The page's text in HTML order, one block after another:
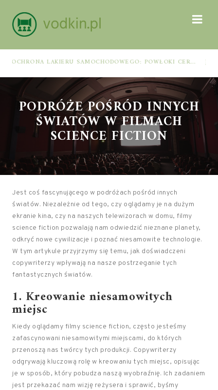
OCHRONA LAKIERU SAMOCHODOWEGO: POWŁOKI CERAMICZNE, POLIMEROWE, ELASTOMEROWE I FOLIA PPF – JAK DOBRAĆ METODĘ DO WARUNKÓW I PIELĘGNACJI
PODRÓŻE POŚRÓD INNYCH
ŚWIATÓW W FILMACH
SCIENCE FICTION
Jest coś fascynującego w podróżach pośród innych
światów. Niezależnie od tego, czy oglądamy je na dużym
ekranie kina, czy na naszych telewizorach w domu, filmy
science fiction pozwalają nam odwiedzić nieznane planety,
odkryć nowe cywilizacje i poznać niesamowite technologie.
W tym artykule przyjrzymy się temu, jak doświadczeni
copywriterzy wpływają na nasze postrzeganie tych
fantastycznych światów.
1. Kreowanie niesamowitych
miejsc
Kiedy oglądamy filmy science fiction, często jesteśmy
zafascynowani niesamowitymi miejscami, do których
przenoszą nas twórcy tych produkcji. Copywriterzy
odgrywają kluczową rolę w kreowaniu tych miejsc, opisując
je w sposób, który pobudza naszą wyobraźnię. Ich zadaniem
jest przekazać nam wizję reżysera i sprawić, byśmy